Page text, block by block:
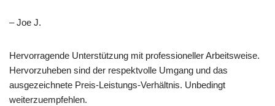
– Joe J.
Hervorragende Unterstützung mit professioneller Arbeitsweise.
Hervorzuheben sind der respektvolle Umgang und das
ausgezeichnete Preis-Leistungs-Verhältnis. Unbedingt
weiterzuempfehlen.